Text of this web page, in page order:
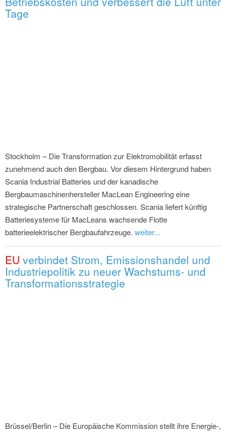
Tage
Stockholm – Die Transformation zur Elektromobilität erfasst
zunehmend auch den Bergbau. Vor diesem Hintergrund haben
Scania Industrial Batteries und der kanadische
Bergbaumaschinenhersteller MacLean Engineering eine
strategische Partnerschaft geschlossen. Scania liefert künftig
Batteriesysteme für MacLeans wachsende Flotte
batterieelektrischer Bergbaufahrzeuge. weiter...
EU verbindet Strom, Emissionshandel und
Industriepolitik zu neuer Wachstums- und
Transformationsstrategie
Brüssel/Berlin – Die Europäische Kommission stellt ihre Energie-,